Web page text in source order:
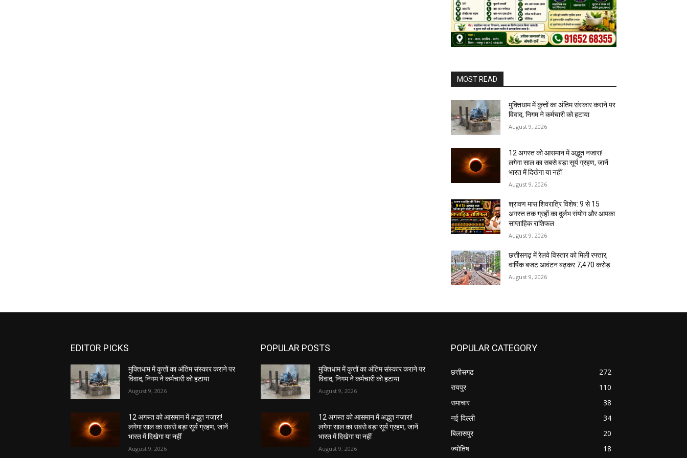
MOST READ
मुक्तिधाम में कुत्तों का अंतिम संस्कार कराने पर
विवाद, निगम ने कर्मचारी को हटाया
August 9, 2026
12 अगस्त को आसमान में अद्भुत नजारा!
लगेगा साल का सबसे बड़ा सूर्य ग्रहण, जानें
भारत में दिखेगा या नहीं
August 9, 2026
श्रावण मास शिवरात्रि विशेष: 9 से 15
अगस्त तक ग्रहों का दुर्लभ संयोग और आपका
साप्ताहिक राशिफल
August 9, 2026
छत्तीसगढ़ में रेलवे विस्तार को मिली रफ्तार,
वार्षिक बजट आवंटन बढ़कर ₹7,470 करोड़
August 9, 2026
EDITOR PICKS
मुक्तिधाम में कुत्तों का अंतिम संस्कार कराने पर
विवाद, निगम ने कर्मचारी को हटाया
August 9, 2026
12 अगस्त को आसमान में अद्भुत नजारा!
लगेगा साल का सबसे बड़ा सूर्य ग्रहण, जानें
भारत में दिखेगा या नहीं
August 9, 2026
POPULAR POSTS
मुक्तिधाम में कुत्तों का अंतिम संस्कार कराने पर
विवाद, निगम ने कर्मचारी को हटाया
August 9, 2026
12 अगस्त को आसमान में अद्भुत नजारा!
लगेगा साल का सबसे बड़ा सूर्य ग्रहण, जानें
भारत में दिखेगा या नहीं
August 9, 2026
POPULAR CATEGORY
छत्तीसगढ
272
रायपुर
110
समाचार
38
नई दिल्ली
34
बिलासपुर
20
ज्योतिष
18